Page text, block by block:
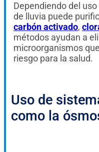
Dependiendo del
de lluvia puede
carbón activado,
métodos ayudan a
microorganismos
riesgo para la salud.
Uso de
como la